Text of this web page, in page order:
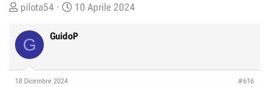
C
e
a
o
pilota54
D
t
10 Aprile 2024
G GuidoP
18 Dicembre 2024 #616